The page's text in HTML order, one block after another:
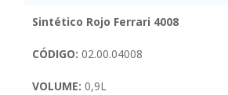
Sintético Rojo Ferrari 4008
CÓDIGO: 02.00.04008
VOLUME: 0,9L